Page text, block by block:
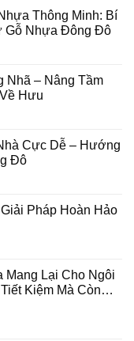
Thông Minh: Bí
Gỗ Nhựa Đông Đô
Nhã – Nâng Tầm
Hưu
Cực Dễ – Hướng
Đô
Pháp Hoàn Hảo
Mang Lại Cho Ngôi
Kiệm Mà Còn…